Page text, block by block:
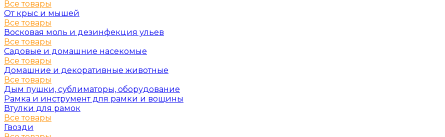
Все товары
От крыс и мышей
Все товары
Восковая моль и дезинфекция ульев
Все товары
Садовые и домашние насекомые
Все товары
Домашние и декоративные животные
Все товары
Дым пушки, сублиматоры, оборудование
Рамка и инструмент для рамки и вощины
Втулки для рамок
Все товары
Гвозди